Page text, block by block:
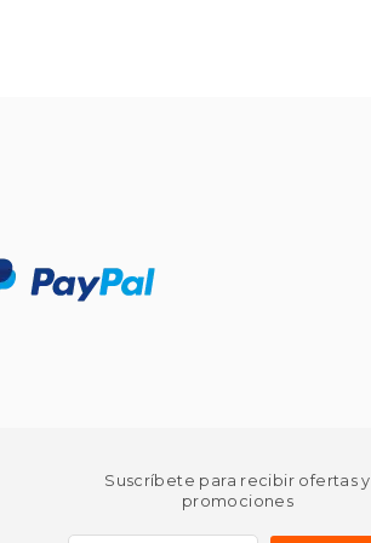
Suscríbete para recibir ofertas y
promociones